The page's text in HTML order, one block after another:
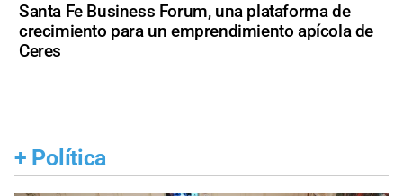
Santa Fe Business Forum, una plataforma de
crecimiento para un emprendimiento apícola de
Ceres
+ Política